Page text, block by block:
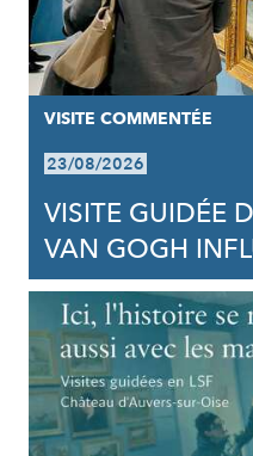
VISITE COMMENTÉE
23/08/2026
VISITE GUIDÉE
VAN GOGH